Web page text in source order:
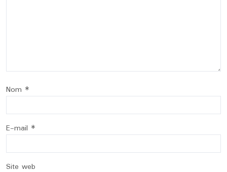
Nom *
E-mail *
Site web